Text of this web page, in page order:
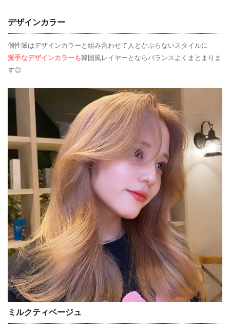
デザインカラー
個性派はデザインカラーと組み合わせて人とかぶらないスタイルに
派手なデザインカラーも韓国風レイヤーとならバランスよくまとまりま
す◎
ミルクティベージュ